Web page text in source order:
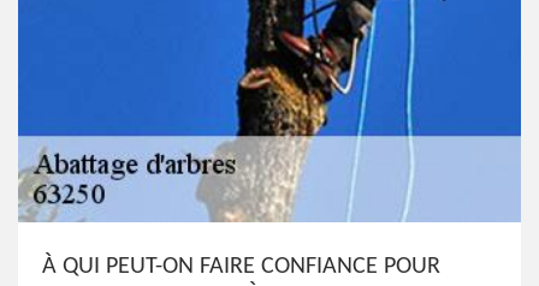
À QUI PEUT-ON FAIRE CONFIANCE POUR